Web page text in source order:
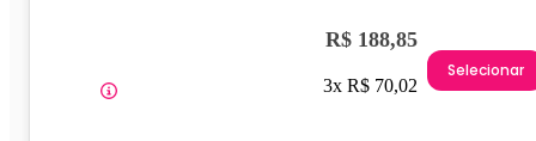
R$ 188,85
3x R$ 70,02
Selecionar